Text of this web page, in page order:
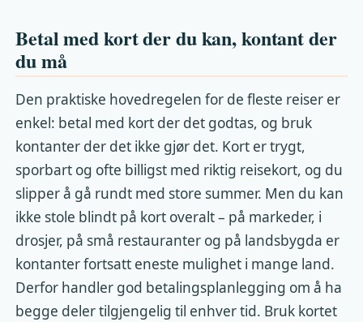
Betal med kort der du kan, kontant der
du må
Den praktiske hovedregelen for de fleste reiser er
enkel: betal med kort der det godtas, og bruk
kontanter der det ikke gjør det. Kort er trygt,
sporbart og ofte billigst med riktig reisekort, og du
slipper å gå rundt med store summer. Men du kan
ikke stole blindt på kort overalt – på markeder, i
drosjer, på små restauranter og på landsbygda er
kontanter fortsatt eneste mulighet i mange land.
Derfor handler god betalingsplanlegging om å ha
begge deler tilgjengelig til enhver tid. Bruk kortet